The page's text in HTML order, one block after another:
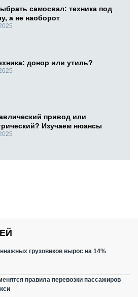
самосвал: техника под
а не наоборот
донор или утиль?
привод или
Изучаем нюансы
грузовиков вырос на 14%
правила перевозки пассажиров